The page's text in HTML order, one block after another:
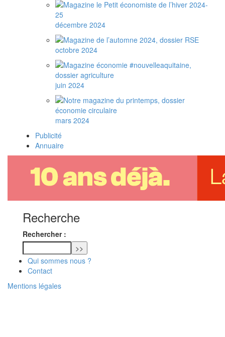
décembre 2024
octobre 2024
juin 2024
mars 2024
Publicité
Annuaire
Recherche
Rechercher :
Qui sommes nous ?
Contact
Mentions légales